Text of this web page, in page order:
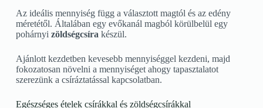
Az ideális mennyiség függ a választott magtól és az edény
méretétől. Általában egy evőkanál magból körülbelül egy
pohárnyi zöldségcsíra készül.
Ajánlott kezdetben kevesebb mennyiséggel kezdeni, majd
fokozatosan növelni a mennyiséget ahogy tapasztalatot
szerezünk a csíráztatással kapcsolatban.
Egészséges ételek csírákkal és zöldségcsírákkal